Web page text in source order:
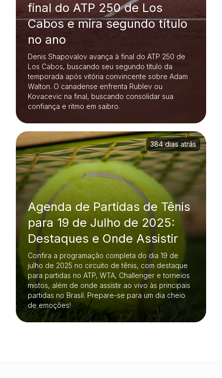
final do ATP 250 de Los
Cabos e mira segundo título
no ano
Denis Shapovalov avança à final do ATP 250 de
Los Cabos, buscando seu segundo título da
temporada após vitória convincente sobre Adam
Walton. O canadense enfrenta Rublev ou
Kovacevic na final, buscando consolidar sua
confiança e ritmo em saibro.
Agenda de Partidas de Tênis
para 19 de Julho de 2025:
Destaques e Onde Assistir
Confira a programação completa do dia 19 de
julho de 2025 no circuito de tênis, com destaque
para partidas no ATP, WTA, Challenger e torneios
mistos, além de onde assistir ao vivo às principais
partidas no Brasil. Prepare-se para um dia cheio
de emoções!
384 dias atrás